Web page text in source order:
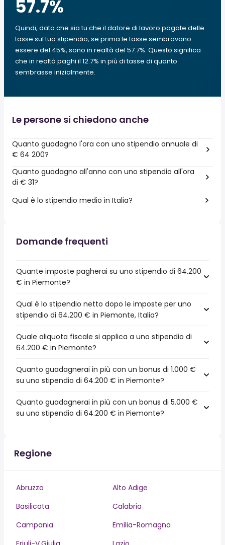
57.7%
Quindi, dato che sia tu che il datore di lavoro pagate delle
tasse sul tuo stipendio, se prima le tasse sembravano
essere del 45%, sono in realtà del 57.7%. Questo significa
che in realtà paghi il 12.7% in più di tasse di quanto
sembrasse inizialmente.
Le persone si chiedono anche
Quanto guadagno l'ora con uno stipendio annuale di
€ 64 200?
Quanto guadagno all'anno con uno stipendio all'ora
di € 31?
Qual è lo stipendio medio in Italia?
Domande frequenti
Quante imposte pagherai su uno stipendio di 64.200
€ in Piemonte?
Qual è lo stipendio netto dopo le imposte per uno
stipendio di 64.200 € in Piemonte, Italia?
Quale aliquota fiscale si applica a uno stipendio di
64.200 € in Piemonte?
Quanto guadagnerai in più con un bonus di 1.000 €
su uno stipendio di 64.200 € in Piemonte?
Quanto guadagnerai in più con un bonus di 5.000 €
su uno stipendio di 64.200 € in Piemonte?
Regione
Abruzzo
Alto Adige
Basilicata
Calabria
Campania
Emilia-Romagna